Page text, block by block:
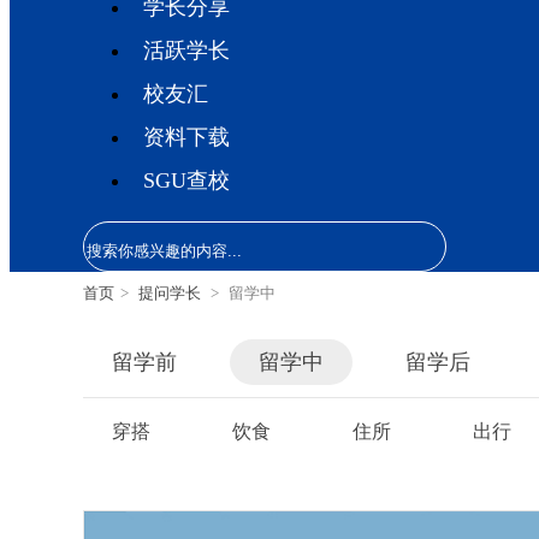
学长分享
活跃学长
校友汇
资料下载
SGU查校
首页 > 提问学长 > 留学中
留学前 留学中 留学后
穿搭 饮食 住所 出行